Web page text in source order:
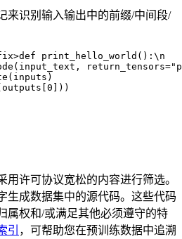
来识别输入输出中的前缀/中间段/
print_hello_world():\n
用许可协议宽松的内容进行筛选。
生成数据集中的源代码。这些代码
属权和/或满足其他必须遵守的特
引 ，可帮助您在预训练数据中追溯